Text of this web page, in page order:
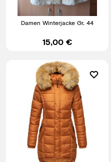
Damen Winterjacke Gr. 44
15,00 €